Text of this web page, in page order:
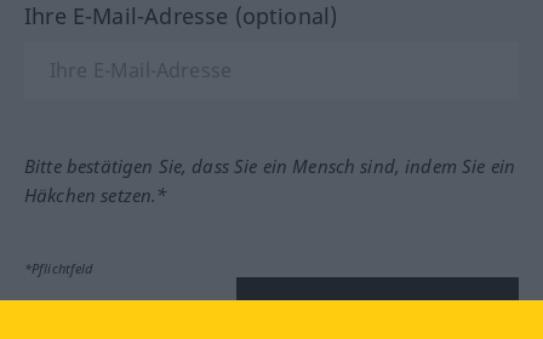
Ihre E-Mail-Adresse (optional)
Bitte bestätigen Sie, dass Sie ein Mensch sind, indem Sie ein
Häkchen setzen.*
*Pflichtfeld
Feedback absenden